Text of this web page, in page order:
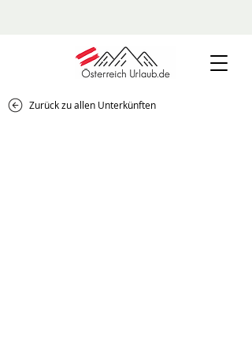
Zurück zu allen Unterkünften